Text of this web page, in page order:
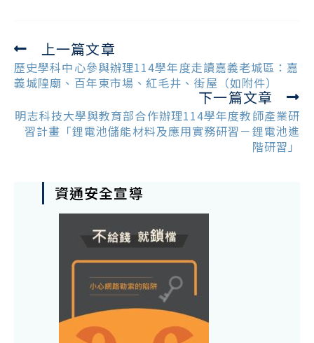
Read
more
articles
上一篇文章
歷史學科中心參與辦理114學年度走讀嘉義老城區：嘉
義城隍廟、百年東市場、紅毛井、街屋（如附件）
下一篇文章
明志科技大學與教育部合作辦理114學年度教師產業研
習計畫「鋰電池儲能材料及應用實務研習－鋰電池進
階研習」
資通安全宣導